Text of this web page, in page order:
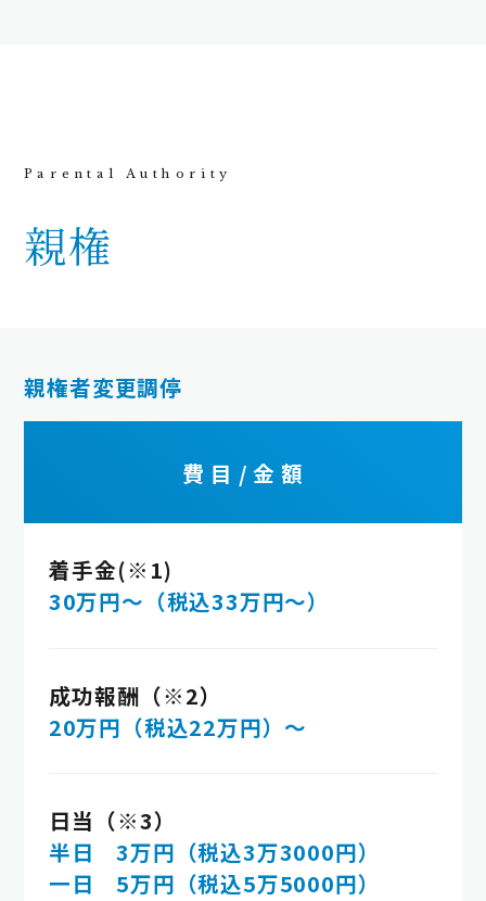
親権
親権者変更調停
費 目 / 金 額
着手金(※1)
30万円～（税込33万円～）
成功報酬（※2）
20万円（税込22万円）～
日当（※3）
半日 3万円（税込3万3000円）
一日 5万円（税込5万5000円）